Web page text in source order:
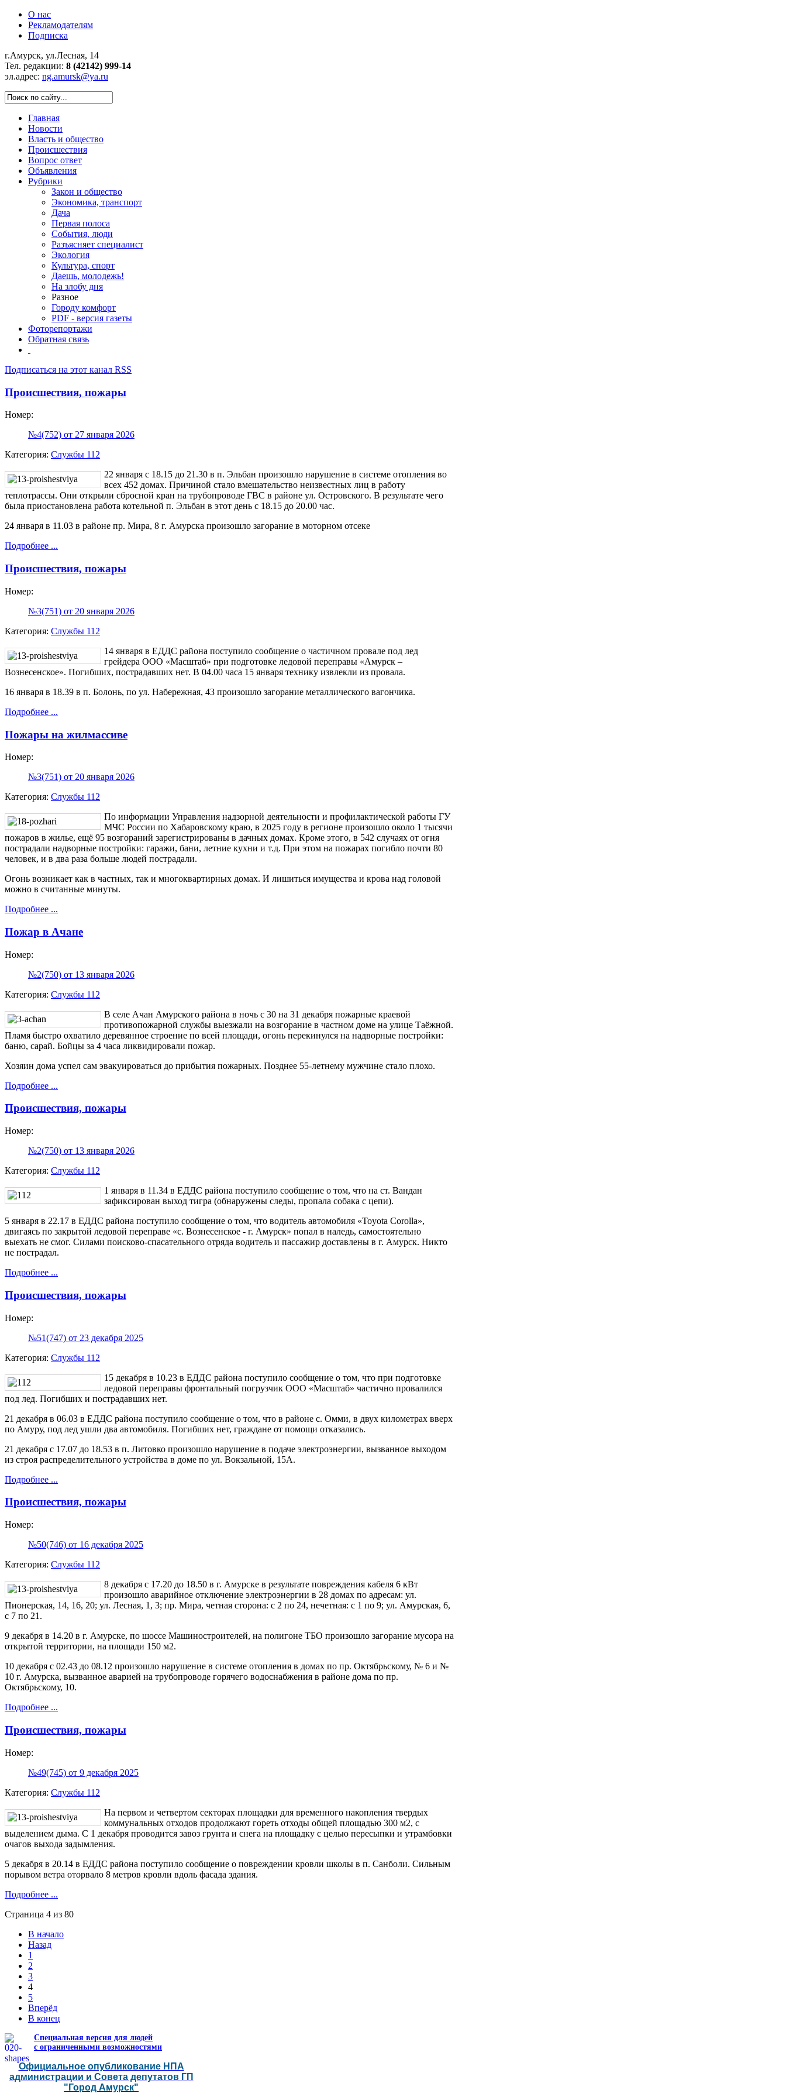
О нас
Рекламодателям
Подписка
г.Амурск, ул.Лесная, 14
Тел. редакции: 8 (42142) 999-14
эл.адрес: ng.amursk@ya.ru
Главная
Новости
Власть и общество
Происшествия
Вопрос ответ
Объявления
Рубрики
Закон и общество
Экономика, транспорт
Дача
Первая полоса
События, люди
Разъясняет специалист
Экология
Культура, спорт
Даешь, молодежь!
На злобу дня
Разное
Городу комфорт
PDF - версия газеты
Фоторепортажи
Обратная связь
Подписаться на этот канал RSS
Происшествия, пожары
Номер:
№4(752) от 27 января 2026
Категория: Службы 112
22 января с 18.15 до 21.30 в п. Эльбан произошло нарушение в системе отопления во
всех 452 домах. Причиной стало вмешательство неизвестных лиц в работу
теплотрассы. Они открыли сбросной кран на трубопроводе ГВС в районе ул. Островского. В результате чего
была приостановлена работа котельной п. Эльбан в этот день с 18.15 до 20.00 час.
24 января в 11.03 в районе пр. Мира, 8 г. Амурска произошло загорание в моторном отсеке
Подробнее ...
Происшествия, пожары
Номер:
№3(751) от 20 января 2026
Категория: Службы 112
14 января в ЕДДС района поступило сообщение о частичном провале под лед
грейдера ООО «Масштаб» при подготовке ледовой переправы «Амурск ‒
Вознесенское». Погибших, пострадавших нет. В 04.00 часа 15 января технику извлекли из провала.
16 января в 18.39 в п. Болонь, по ул. Набережная, 43 произошло загорание металлического вагончика.
Подробнее ...
Пожары на жилмассиве
Номер:
№3(751) от 20 января 2026
Категория: Службы 112
По информации Управления надзорной деятельности и профилактической работы ГУ
МЧС России по Хабаровскому краю, в 2025 году в регионе произошло около 1 тысячи
пожаров в жилье, ещё 95 возгораний зарегистрированы в дачных домах. Кроме этого, в 542 случаях от огня
пострадали надворные постройки: гаражи, бани, летние кухни и т.д. При этом на пожарах погибло почти 80
человек, и в два раза больше людей пострадали.
Огонь возникает как в частных, так и многоквартирных домах. И лишиться имущества и крова над головой
можно в считанные минуты.
Подробнее ...
Пожар в Ачане
Номер:
№2(750) от 13 января 2026
Категория: Службы 112
В селе Ачан Амурского района в ночь с 30 на 31 декабря пожарные краевой
противопожарной службы выезжали на возгорание в частном доме на улице Таёжной.
Пламя быстро охватило деревянное строение по всей площади, огонь перекинулся на надворные постройки:
баню, сарай. Бойцы за 4 часа ликвидировали пожар.
Хозяин дома успел сам эвакуироваться до прибытия пожарных. Позднее 55-летнему мужчине стало плохо.
Подробнее ...
Происшествия, пожары
Номер:
№2(750) от 13 января 2026
Категория: Службы 112
1 января в 11.34 в ЕДДС района поступило сообщение о том, что на ст. Вандан
зафиксирован выход тигра (обнаружены следы, пропала собака с цепи).
5 января в 22.17 в ЕДДС района поступило сообщение о том, что водитель автомобиля «Toyota Corolla»,
двигаясь по закрытой ледовой переправе «с. Вознесенское - г. Амурск» попал в наледь, самостоятельно
выехать не смог. Силами поисково-спасательного отряда водитель и пассажир доставлены в г. Амурск. Никто
не пострадал.
Подробнее ...
Происшествия, пожары
Номер:
№51(747) от 23 декабря 2025
Категория: Службы 112
15 декабря в 10.23 в ЕДДС района поступило сообщение о том, что при подготовке
ледовой переправы фронтальный погрузчик ООО «Масштаб» частично провалился
под лед. Погибших и пострадавших нет.
21 декабря в 06.03 в ЕДДС района поступило сообщение о том, что в районе с. Омми, в двух километрах вверх
по Амуру, под лед ушли два автомобиля. Погибших нет, граждане от помощи отказались.
21 декабря с 17.07 до 18.53 в п. Литовко произошло нарушение в подаче электроэнергии, вызванное выходом
из строя распределительного устройства в доме по ул. Вокзальной, 15А.
Подробнее ...
Происшествия, пожары
Номер:
№50(746) от 16 декабря 2025
Категория: Службы 112
8 декабря с 17.20 до 18.50 в г. Амурске в результате повреждения кабеля 6 кВт
произошло аварийное отключение электроэнергии в 28 домах по адресам: ул.
Пионерская, 14, 16, 20; ул. Лесная, 1, 3; пр. Мира, четная сторона: с 2 по 24, нечетная: с 1 по 9; ул. Амурская, 6,
с 7 по 21.
9 декабря в 14.20 в г. Амурске, по шоссе Машиностроителей, на полигоне ТБО произошло загорание мусора на
открытой территории, на площади 150 м2.
10 декабря с 02.43 до 08.12 произошло нарушение в системе отопления в домах по пр. Октябрьскому, № 6 и №
10 г. Амурска, вызванное аварией на трубопроводе горячего водоснабжения в районе дома по пр.
Октябрьскому, 10.
Подробнее ...
Происшествия, пожары
Номер:
№49(745) от 9 декабря 2025
Категория: Службы 112
На первом и четвертом секторах площадки для временного накопления твердых
коммунальных отходов продолжают гореть отходы общей площадью 300 м2, с
выделением дыма. С 1 декабря проводится завоз грунта и снега на площадку с целью пересыпки и утрамбовки
очагов выхода задымления.
5 декабря в 20.14 в ЕДДС района поступило сообщение о повреждении кровли школы в п. Санболи. Сильным
порывом ветра оторвало 8 метров кровли вдоль фасада здания.
Подробнее ...
Страница 4 из 80
В начало
Назад
1
2
3
4
5
Вперёд
В конец
Специальная версия для людей
с ограниченными возможностями
Официальное опубликование НПА
администрации и Совета депутатов ГП
"Город Амурск"